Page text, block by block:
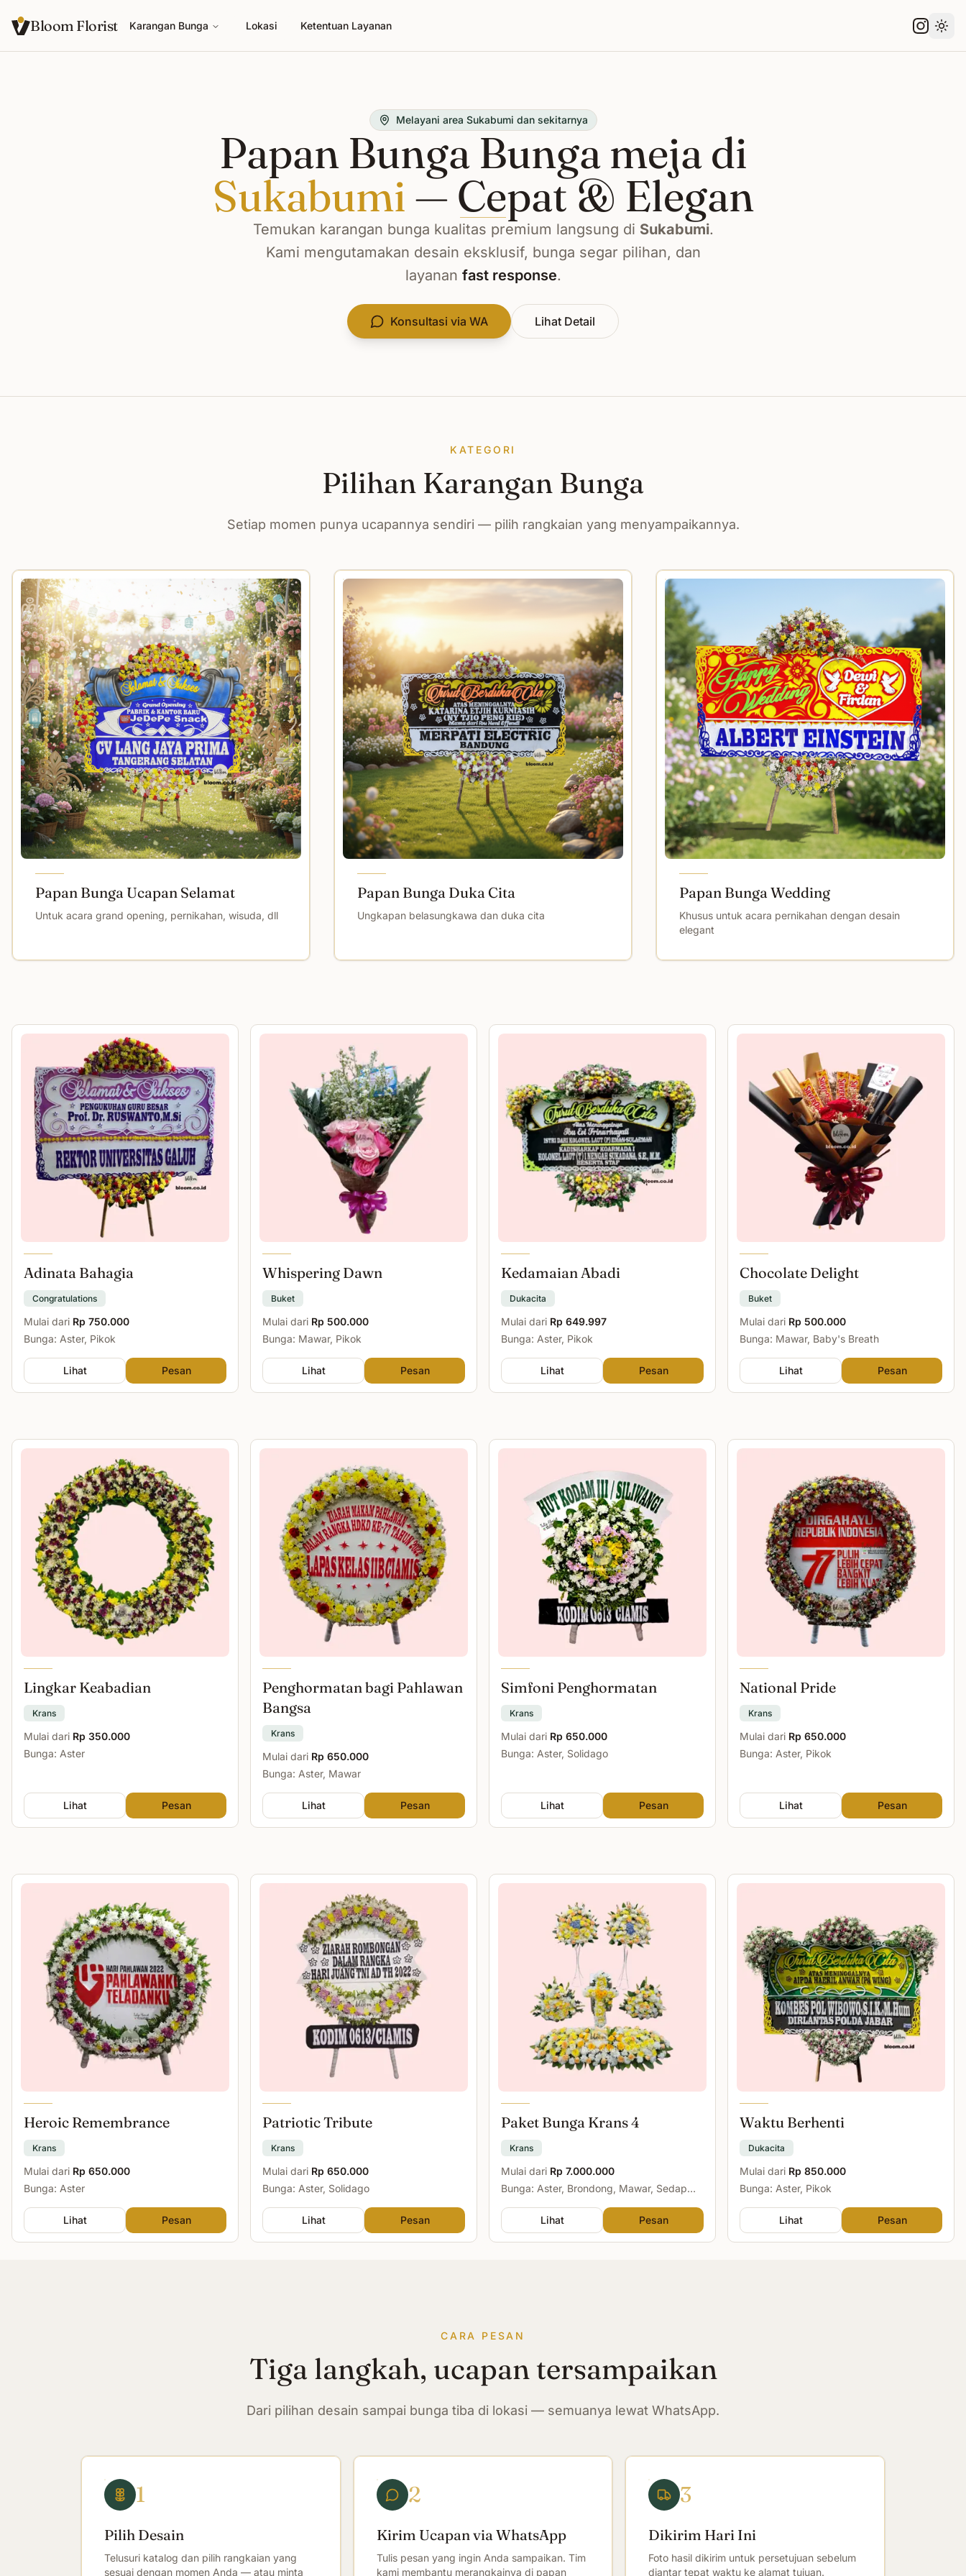
Bloom Florist Karangan Bunga Lokasi Ketentuan Layanan
Melayani area Sukabumi dan sekitarnya
Papan Bunga Bunga meja di
Sukabumi — Cepat & Elegan
Temukan karangan bunga kualitas premium langsung di Sukabumi.
Kami mengutamakan desain eksklusif, bunga segar pilihan, dan
layanan fast response.
Konsultasi via WA Lihat Detail
KATEGORI
Pilihan Karangan Bunga
Setiap momen punya ucapannya sendiri — pilih rangkaian yang menyampaikannya.
Papan Bunga Ucapan Selamat
Untuk acara grand opening, pernikahan, wisuda, dll
Papan Bunga Duka Cita
Ungkapan belasungkawa dan duka cita
Papan Bunga Wedding
Khusus untuk acara pernikahan dengan desain
elegant
Adinata Bahagia
Congratulations
Mulai dari Rp 750.000
Bunga: Aster, Pikok
Lihat Pesan
Whispering Dawn
Buket
Mulai dari Rp 500.000
Bunga: Mawar, Pikok
Lihat Pesan
Kedamaian Abadi
Dukacita
Mulai dari Rp 649.997
Bunga: Aster, Pikok
Lihat Pesan
Chocolate Delight
Buket
Mulai dari Rp 500.000
Bunga: Mawar, Baby's Breath
Lihat Pesan
Lingkar Keabadian
Krans
Mulai dari Rp 350.000
Bunga: Aster
Lihat Pesan
Penghormatan bagi Pahlawan
Bangsa
Krans
Mulai dari Rp 650.000
Bunga: Aster, Mawar
Lihat Pesan
Simfoni Penghormatan
Krans
Mulai dari Rp 650.000
Bunga: Aster, Solidago
Lihat Pesan
National Pride
Krans
Mulai dari Rp 650.000
Bunga: Aster, Pikok
Lihat Pesan
Heroic Remembrance
Krans
Mulai dari Rp 650.000
Bunga: Aster
Lihat Pesan
Patriotic Tribute
Krans
Mulai dari Rp 650.000
Bunga: Aster, Solidago
Lihat Pesan
Paket Bunga Krans 4
Krans
Mulai dari Rp 7.000.000
Bunga: Aster, Brondong, Mawar, Sedap
Lihat
Pesan
Waktu Berhenti
Dukacita
Mulai dari Rp 850.000
Bunga: Aster, Pikok
Lihat Pesan
CARA PESAN
Tiga langkah, ucapan tersampaikan
Dari pilihan desain sampai bunga tiba di lokasi — semuanya lewat WhatsApp.
1
Pilih Desain
Telusuri katalog dan pilih rangkaian yang
sesuai dengan momen Anda — atau minta
2
Kirim Ucapan via WhatsApp
Tulis pesan yang ingin Anda sampaikan. Tim
kami membantu merangkainya di papan
3
Dikirim Hari Ini
Foto hasil dikirim untuk persetujuan sebelum
diantar tepat waktu ke alamat tujuan.